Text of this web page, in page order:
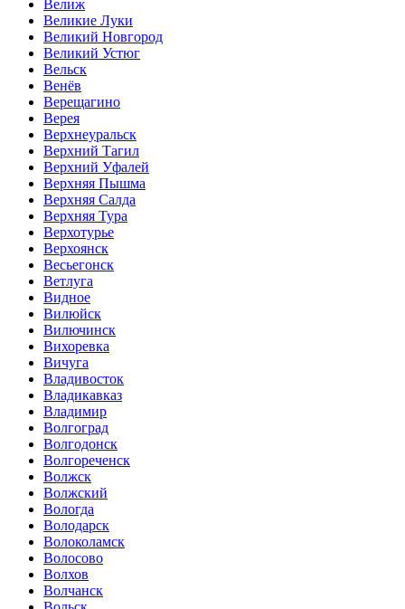
Велиж
Великие Луки
Великий Новгород
Великий Устюг
Вельск
Венёв
Верещагино
Верея
Верхнеуральск
Верхний Тагил
Верхний Уфалей
Верхняя Пышма
Верхняя Салда
Верхняя Тура
Верхотурье
Верхоянск
Весьегонск
Ветлуга
Видное
Вилюйск
Вилючинск
Вихоревка
Вичуга
Владивосток
Владикавказ
Владимир
Волгоград
Волгодонск
Волгореченск
Волжск
Волжский
Вологда
Володарск
Волоколамск
Волосово
Волхов
Волчанск